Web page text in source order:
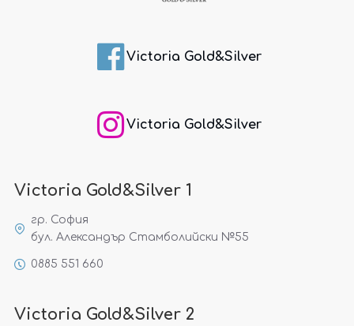
Victoria Gold&Silver
Victoria Gold&Silver
Victoria Gold&Silver 1
гр. София
бул. Александър Стамболийски №55
0885 551 660
Victoria Gold&Silver 2